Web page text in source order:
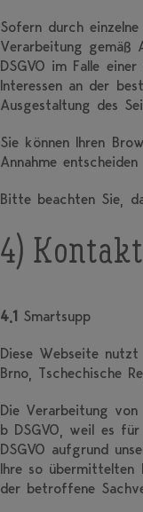
Sofern durch
Verarbeitung
DSGVO im Falle
Interessen an der
Ausgestaltung des
Sie können Ihren
Annahme
Bitte beachten Sie,
4)
4.1 Smartsupp
Diese Webseite
Brno, Tschechische
Die Verarbeitung
b DSGVO, weil es
DSGVO aufgrund
Ihre so übermittelten
der betroffene